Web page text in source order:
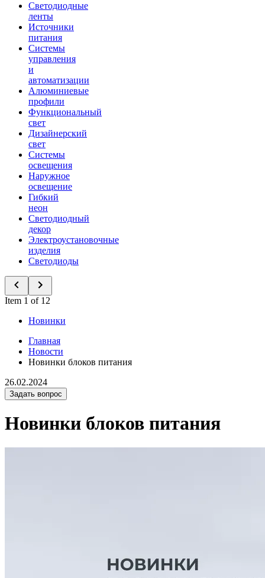
Светодиодные
ленты
Источники
питания
Системы
управления
и
автоматизации
Алюминиевые
профили
Функциональный
свет
Дизайнерский
свет
Системы
освещения
Наружное
освещение
Гибкий
неон
Светодиодный
декор
Электроустановочные
изделия
Светодиоды
Item 1 of 12
Новинки
Главная
Новости
Новинки блоков питания
26.02.2024
Задать вопрос
Новинки блоков питания